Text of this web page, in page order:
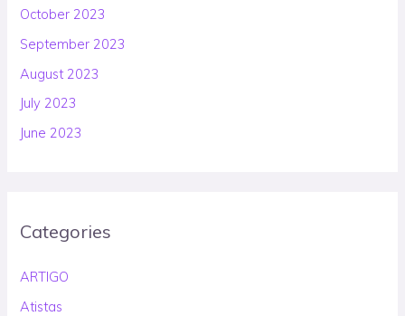
October 2023
September 2023
August 2023
July 2023
June 2023
Categories
ARTIGO
Atistas